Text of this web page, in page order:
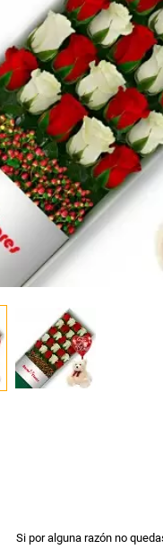
Si por alguna razón no